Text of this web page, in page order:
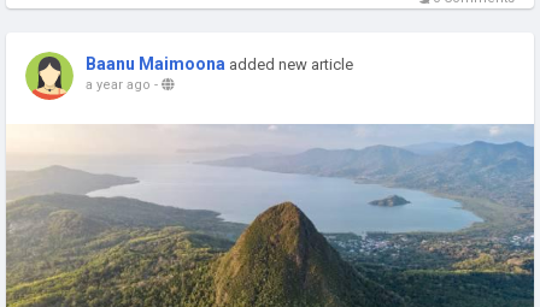
Baanu Maimoona added new article
a year ago -